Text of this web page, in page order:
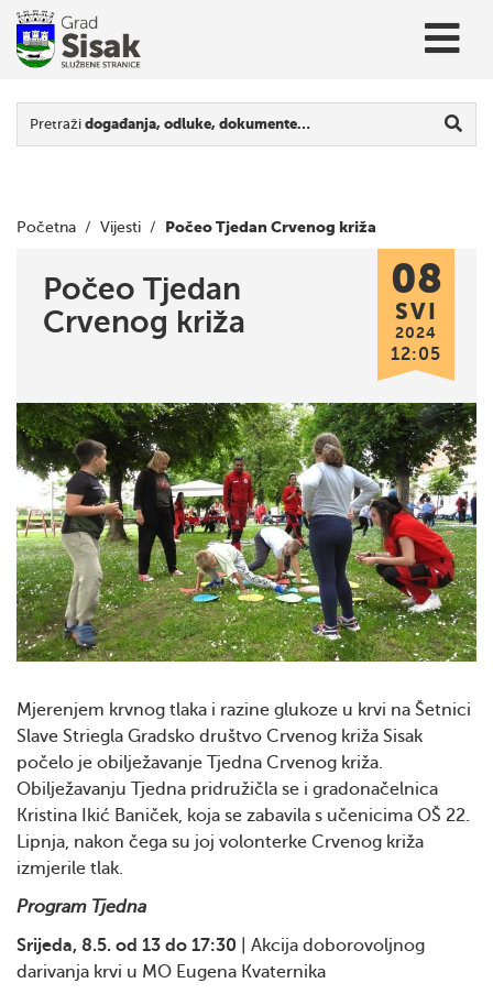
Pretraži događanja, odluke, dokumente…
Početna / Vijesti / Počeo Tjedan Crvenog križa
Počeo Tjedan
Crvenog križa
08
SVI
2024
12:05
Mjerenjem krvnog tlaka i razine glukoze u krvi na Šetnici
Slave Striegla Gradsko društvo Crvenog križa Sisak
počelo je obilježavanje Tjedna Crvenog križa.
Obilježavanju Tjedna pridružičla se i gradonačelnica
Kristina Ikić Baniček, koja se zabavila s učenicima OŠ 22.
Lipnja, nakon čega su joj volonterke Crvenog križa
izmjerile tlak.
Program Tjedna
Srijeda, 8.5. od 13 do 17:30 | Akcija doborovoljnog
darivanja krvi u MO Eugena Kvaternika